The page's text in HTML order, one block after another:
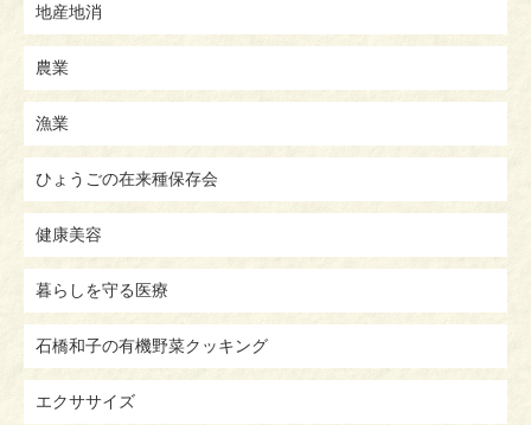
地産地消
農業
漁業
ひょうごの在来種保存会
健康美容
暮らしを守る医療
石橋和子の有機野菜クッキング
エクササイズ